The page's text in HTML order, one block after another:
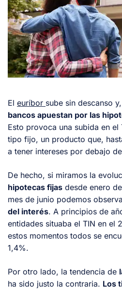
El euríbor sube sin descanso
bancos apuestan por las
Esto provoca una subida en el
tipo fijo, un producto que,
a tener intereses por debajo
De hecho, si miramos la
hipotecas fijas desde enero
mes de junio podemos
del interés. A principios de
entidades situaba el TIN en el
estos momentos todos se
1,4%.
Por otro lado, la tendencia de
ha sido justo la contraria. Los